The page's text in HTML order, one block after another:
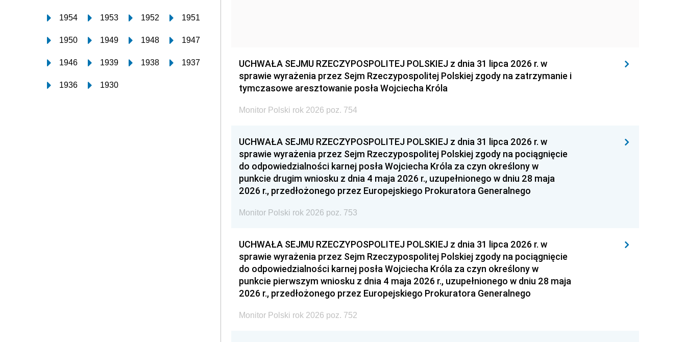
1954 1953 1952 1951
1950 1949 1948 1947
1946 1939 1938 1937
1936 1930
UCHWAŁA SEJMU RZECZYPOSPOLITEJ POLSKIEJ z dnia 31 lipca 2026 r. w
sprawie wyrażenia przez Sejm Rzeczypospolitej Polskiej zgody na zatrzymanie i
tymczasowe aresztowanie posła Wojciecha Króla
Monitor Polski rok 2026 poz. 754
UCHWAŁA SEJMU RZECZYPOSPOLITEJ POLSKIEJ z dnia 31 lipca 2026 r. w
sprawie wyrażenia przez Sejm Rzeczypospolitej Polskiej zgody na pociągnięcie
do odpowiedzialności karnej posła Wojciecha Króla za czyn określony w
punkcie drugim wniosku z dnia 4 maja 2026 r., uzupełnionego w dniu 28 maja
2026 r., przedłożonego przez Europejskiego Prokuratora Generalnego
Monitor Polski rok 2026 poz. 753
UCHWAŁA SEJMU RZECZYPOSPOLITEJ POLSKIEJ z dnia 31 lipca 2026 r. w
sprawie wyrażenia przez Sejm Rzeczypospolitej Polskiej zgody na pociągnięcie
do odpowiedzialności karnej posła Wojciecha Króla za czyn określony w
punkcie pierwszym wniosku z dnia 4 maja 2026 r., uzupełnionego w dniu 28 maja
2026 r., przedłożonego przez Europejskiego Prokuratora Generalnego
Monitor Polski rok 2026 poz. 752